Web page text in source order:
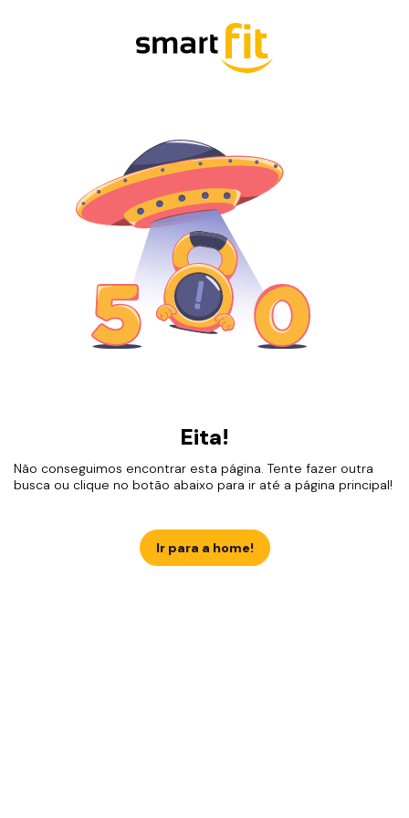
Eita!
Não conseguimos encontrar esta página. Tente fazer outra
busca ou clique no botão abaixo para ir até a página principal!
Ir para a home!